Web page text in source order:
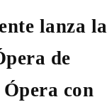
lanza la
de
con